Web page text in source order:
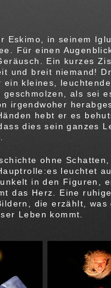
Eskimo, in seinem
Für einen
Ein kurzes
und breit niemand!
kleines,
geschmolzen, als sei
irgendwoher
hebt er es
dies sein ganzes
ohne
leuchtet
in den Figuren,
das Herz. Eine
die erzählt, was
Leben kommt.